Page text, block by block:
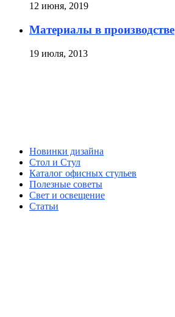
12 июня, 2019
Материалы в производстве
19 июля, 2013
Новинки дизайна
Стол и Стул
Каталог офисных стульев
Полезные советы
Свет и освещение
Статьи